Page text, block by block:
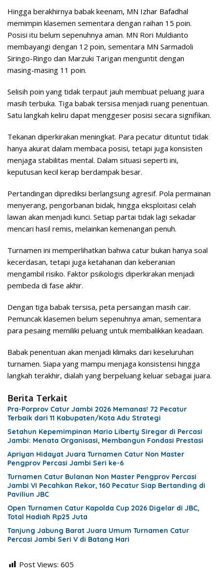
Hingga berakhirnya babak keenam, MN Izhar Bafadhal
memimpin klasemen sementara dengan raihan 15 poin.
Posisi itu belum sepenuhnya aman. MN Rori Muldianto
membayangi dengan 12 poin, sementara MN Sarmadoli
Siringo-Ringo dan Marzuki Tarigan menguntit dengan
masing-masing 11 poin.
Selisih poin yang tidak terpaut jauh membuat peluang juara
masih terbuka. Tiga babak tersisa menjadi ruang penentuan.
Satu langkah keliru dapat menggeser posisi secara signifikan.
Tekanan diperkirakan meningkat. Para pecatur dituntut tidak
hanya akurat dalam membaca posisi, tetapi juga konsisten
menjaga stabilitas mental. Dalam situasi seperti ini,
keputusan kecil kerap berdampak besar.
Pertandingan diprediksi berlangsung agresif. Pola permainan
menyerang, pengorbanan bidak, hingga eksploitasi celah
lawan akan menjadi kunci. Setiap partai tidak lagi sekadar
mencari hasil remis, melainkan kemenangan penuh.
Turnamen ini memperlihatkan bahwa catur bukan hanya soal
kecerdasan, tetapi juga ketahanan dan keberanian
mengambil risiko. Faktor psikologis diperkirakan menjadi
pembeda di fase akhir.
Dengan tiga babak tersisa, peta persaingan masih cair.
Pemuncak klasemen belum sepenuhnya aman, sementara
para pesaing memiliki peluang untuk membalikkan keadaan.
Babak penentuan akan menjadi klimaks dari keseluruhan
turnamen. Siapa yang mampu menjaga konsistensi hingga
langkah terakhir, dialah yang berpeluang keluar sebagai juara.
Berita Terkait
Pra-Porprov Catur Jambi 2026 Memanas! 72 Pecatur
Terbaik dari 11 Kabupaten/Kota Adu Strategi
Setahun Kepemimpinan Mario Liberty Siregar di Percasi
Jambi: Menata Organisasi, Membangun Fondasi Prestasi
Apriyan Hidayat Juara Turnamen Catur Non Master
Pengprov Percasi Jambi Seri ke-6
Turnamen Catur Bulanan Non Master Pengprov Percasi
Jambi VI Pecahkan Rekor, 160 Pecatur Siap Bertanding di
Paviliun JBC
Open Turnamen Catur Kapolda Cup 2026 Digelar di JBC,
Total Hadiah Rp25 Juta
Tanjung Jabung Barat Juara Umum Turnamen Catur
Percasi Jambi Seri V di Batang Hari
Post Views: 605